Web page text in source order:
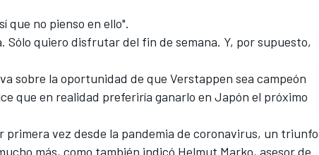
que no pienso en ello".
Sólo quiero disfrutar del fin de semana. Y, por supuesto,
sobre la oportunidad de que Verstappen sea campeón
que en realidad preferiría ganarlo en Japón el próximo
primera vez desde la pandemia de coronavirus, un triunfo
más, como también indicó Helmut Marko, asesor de